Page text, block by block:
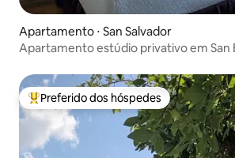
Apartamento ⋅ San Salvador
Apartamento estúdio privativo em San
Entre os melhores preferidos dos
Preferido dos hóspedes